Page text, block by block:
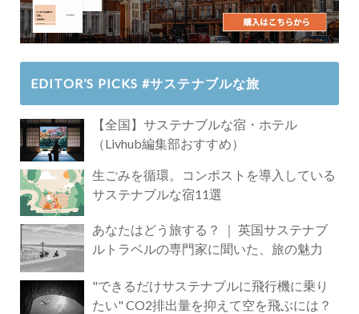
EDITOR’S PICKS #サステナブルな旅
【全国】サステナブルな宿・ホテル
（Livhub編集部おすすめ）
生ごみを循環。コンポストを導入している
サステナブルな宿11選
あなたはどう旅する？ ｜ 英国サステナブ
ルトラベルの専門家に聞いた、旅の魅力
"できるだけサステナブルに飛行機に乗り
たい" CO2排出量を抑えて空を飛ぶには？